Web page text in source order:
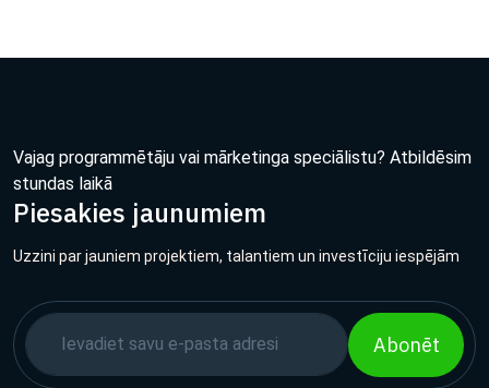
Vajag programmētāju vai mārketinga speciālistu? Atbildēsim
stundas laikā
Piesakies jaunumiem
Uzzini par jauniem projektiem, talantiem un investīciju iespējām
Abonēt